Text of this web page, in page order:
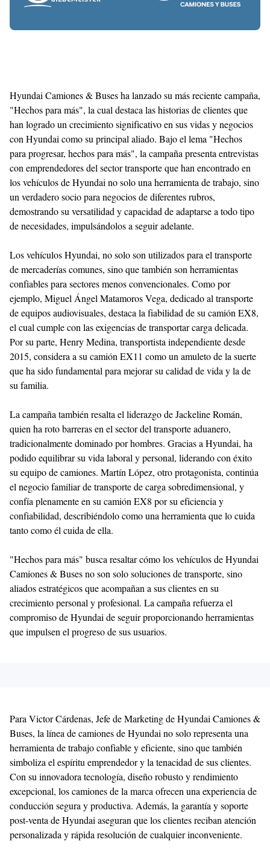
Hyundai Camiones & Buses ha lanzado su más reciente campaña,
"Hechos para más", la cual destaca las historias de clientes que
han logrado un crecimiento significativo en sus vidas y negocios
con Hyundai como su principal aliado. Bajo el lema "Hechos
para progresar, hechos para más", la campaña presenta entrevistas
con emprendedores del sector transporte que han encontrado en
los vehículos de Hyundai no solo una herramienta de trabajo, sino
un verdadero socio para negocios de diferentes rubros,
demostrando su versatilidad y capacidad de adaptarse a todo tipo
de necesidades, impulsándolos a seguir adelante.
Los vehículos Hyundai, no solo son utilizados para el transporte
de mercaderías comunes, sino que también son herramientas
confiables para sectores menos convencionales. Como por
ejemplo, Miguel Ángel Matamoros Vega, dedicado al transporte
de equipos audiovisuales, destaca la fiabilidad de su camión EX8,
el cual cumple con las exigencias de transportar carga delicada.
Por su parte, Henry Medina, transportista independiente desde
2015, considera a su camión EX11 como un amuleto de la suerte
que ha sido fundamental para mejorar su calidad de vida y la de
su familia.
La campaña también resalta el liderazgo de Jackeline Román,
quien ha roto barreras en el sector del transporte aduanero,
tradicionalmente dominado por hombres. Gracias a Hyundai, ha
podido equilibrar su vida laboral y personal, liderando con éxito
su equipo de camiones. Martín López, otro protagonista, continúa
el negocio familiar de transporte de carga sobredimensional, y
confía plenamente en su camión EX8 por su eficiencia y
confiabilidad, describiéndolo como una herramienta que lo cuida
tanto como él cuida de ella.
"Hechos para más" busca resaltar cómo los vehículos de Hyundai
Camiones & Buses no son solo soluciones de transporte, sino
aliados estratégicos que acompañan a sus clientes en su
crecimiento personal y profesional. La campaña refuerza el
compromiso de Hyundai de seguir proporcionando herramientas
que impulsen el progreso de sus usuarios.
Para Victor Cárdenas, Jefe de Marketing de Hyundai Camiones &
Buses, la línea de camiones de Hyundai no solo representa una
herramienta de trabajo confiable y eficiente, sino que también
simboliza el espíritu emprendedor y la tenacidad de sus clientes.
Con su innovadora tecnología, diseño robusto y rendimiento
excepcional, los camiones de la marca ofrecen una experiencia de
conducción segura y productiva. Además, la garantía y soporte
post-venta de Hyundai aseguran que los clientes reciban atención
personalizada y rápida resolución de cualquier inconveniente.